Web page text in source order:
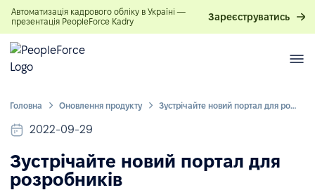
Автоматизація кадрового обліку в Україні —
презентація PeopleForce Kadry
Зареєструватись
Головна Оновлення продукту Зустрічайте новий портал для розробників
2022-09-29
Зустрічайте новий портал для
розробників